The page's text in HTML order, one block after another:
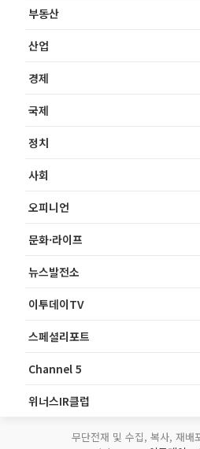
부동산
산업
경제
국제
정치
사회
오피니언
문화·라이프
뉴스발전소
이투데이TV
스페셜리포트
Channel 5
위너스IR클럽
무단전재 및 수집, 복사, 재배